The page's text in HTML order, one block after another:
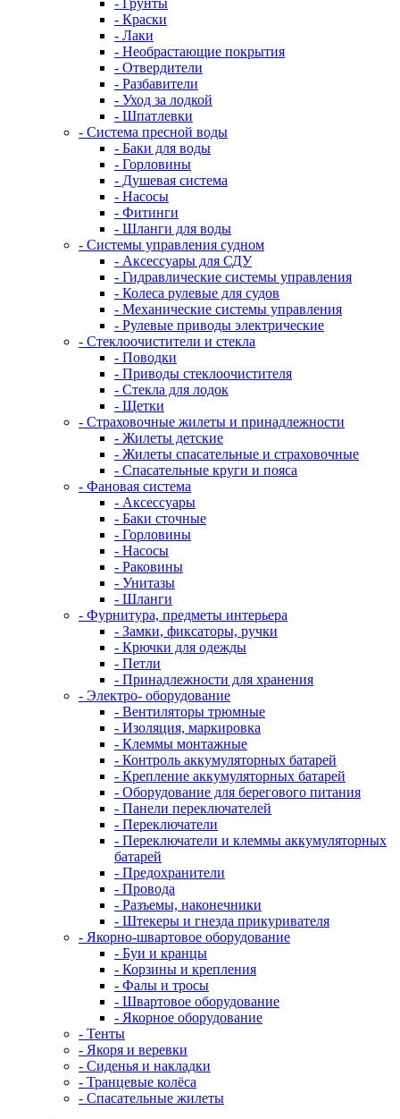
- Краски
- Лаки
- Необрастающие покрытия
- Отвердители
- Разбавители
- Уход за лодкой
- Шпатлевки
- Система пресной воды
- Баки для воды
- Горловины
- Душевая система
- Насосы
- Фитинги
- Шланги для воды
- Системы управления судном
- Аксессуары для СДУ
- Гидравлические системы управления
- Колеса рулевые для судов
- Механические системы управления
- Рулевые приводы электрические
- Стеклоочистители и стекла
- Поводки
- Приводы стеклоочистителя
- Стекла для лодок
- Щетки
- Страховочные жилеты и принадлежности
- Жилеты детские
- Жилеты спасательные и страховочные
- Спасательные круги и пояса
- Фановая система
- Аксессуары
- Баки сточные
- Горловины
- Насосы
- Раковины
- Унитазы
- Шланги
- Фурнитура, предметы интерьера
- Замки, фиксаторы, ручки
- Крючки для одежды
- Петли
- Принадлежности для хранения
- Электро- оборудование
- Вентиляторы трюмные
- Изоляция, маркировка
- Клеммы монтажные
- Контроль аккумуляторных батарей
- Крепление аккумуляторных батарей
- Оборудование для берегового питания
- Панели переключателей
- Переключатели
- Переключатели и клеммы аккумуляторных
батарей
- Предохранители
- Провода
- Разъемы, наконечники
- Штекеры и гнезда прикуривателя
- Якорно-швартовое оборудование
- Буи и кранцы
- Корзины и крепления
- Фалы и тросы
- Швартовое оборудование
- Якорное оборудование
- Тенты
- Якоря и веревки
- Сиденья и накладки
- Транцевые колёса
- Спасательные жилеты